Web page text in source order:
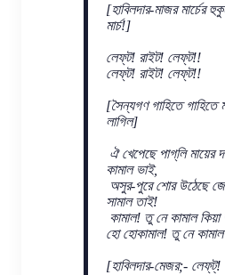
[হাবিলদার-মাজর মার্চের
মার্চ!]
লেফ্‌ট! রাইট! লেফ্‌ট!!
লেফ্‌ট! রাইট! লেফ্‌ট!!
[সৈন্যগণ গাহিতে গাহিতে
লাগিল]
ঐ খেপেছে পাগ্‌লি মায়ের
কামাল ভাই,
অসুর-পুরে শোর উঠেছে
সামাল তাই!
কামাল! তু নে কামাল
হো হোকামাল! তু নে
[হাবিলদার-মেজর;- লেফ্‌ট্!